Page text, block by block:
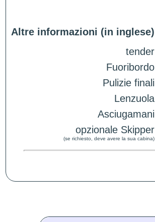
Altre informazioni (in inglese)
tender
Fuoribordo
Pulizie finali
Lenzuola
Asciugamani
opzionale Skipper
(se richiesto, deve avere la sua cabina)